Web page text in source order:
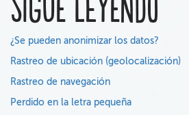
¿Se pueden anonimizar los datos?
Rastreo de ubicación (geolocalización)
Rastreo de navegación
Perdido en la letra pequeña